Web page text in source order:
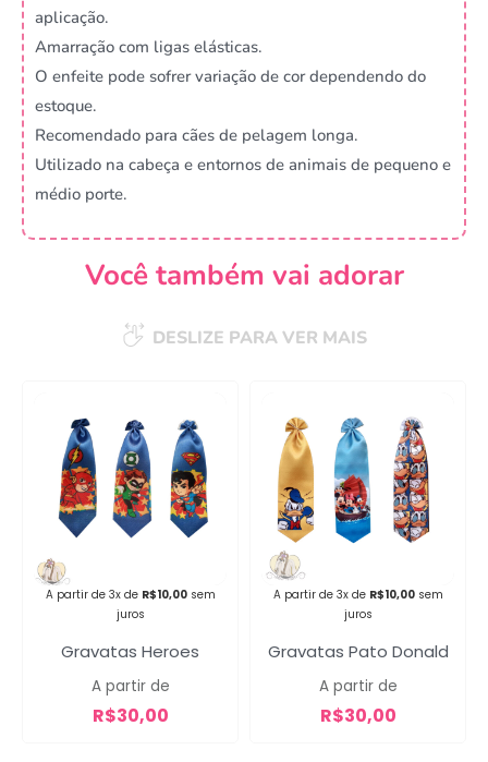
aplicação.
Amarração com ligas elásticas.
O enfeite pode sofrer variação de cor dependendo do
estoque.
Recomendado para cães de pelagem longa.
Utilizado na cabeça e entornos de animais de pequeno e
médio porte.
Você também vai adorar
DESLIZE PARA VER MAIS
A partir de 3x de R$10,00 sem
juros
Gravatas Heroes
A partir de
R$30,00
A partir de 3x de R$10,00 sem
juros
Gravatas Pato Donald
A partir de
R$30,00
Campanha lançada com
sucesso!